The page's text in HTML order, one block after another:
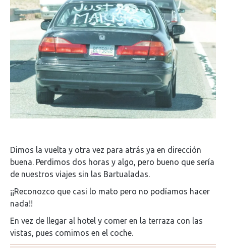
Dimos la vuelta y otra vez para atrás ya en dirección
buena. Perdimos dos horas y algo, pero bueno que sería
de nuestros viajes sin las Bartualadas.
¡¡Reconozco que casi lo mato pero no podíamos hacer
nada!!
En vez de llegar al hotel y comer en la terraza con las
vistas, pues comimos en el coche.